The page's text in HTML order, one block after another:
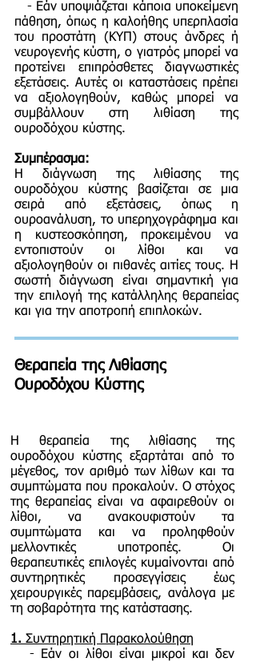
- Εάν υποψιάζεται κάποια υποκείμενη
πάθηση, όπως η καλοήθης υπερπλασία
του προστάτη (ΚΥΠ) στους άνδρες ή
νευρογενής κύστη, ο γιατρός μπορεί να
προτείνει επιπρόσθετες διαγνωστικές
εξετάσεις. Αυτές οι καταστάσεις πρέπει
να αξιολογηθούν, καθώς μπορεί να
συμβάλλουν στη λιθίαση της
ουροδόχου κύστης.
Συμπέρασμα:
Η διάγνωση της λιθίασης της
ουροδόχου κύστης βασίζεται σε μια
σειρά από εξετάσεις, όπως η
ουροανάλυση, το υπερηχογράφημα και
η κυστεοσκόπηση, προκειμένου να
εντοπιστούν οι λίθοι και να
αξιολογηθούν οι πιθανές αιτίες τους. Η
σωστή διάγνωση είναι σημαντική για
την επιλογή της κατάλληλης θεραπείας
και για την αποτροπή επιπλοκών.
Θεραπεία της Λιθίασης
Ουροδόχου Κύστης
Η θεραπεία της λιθίασης της
ουροδόχου κύστης εξαρτάται από το
μέγεθος, τον αριθμό των λίθων και τα
συμπτώματα που προκαλούν. Ο στόχος
της θεραπείας είναι να αφαιρεθούν οι
λίθοι, να ανακουφιστούν τα
συμπτώματα και να προληφθούν
μελλοντικές υποτροπές. Οι
θεραπευτικές επιλογές κυμαίνονται από
συντηρητικές προσεγγίσεις έως
χειρουργικές παρεμβάσεις, ανάλογα με
τη σοβαρότητα της κατάστασης.
1. Συντηρητική Παρακολούθηση
- Εάν οι λίθοι είναι μικροί και δεν